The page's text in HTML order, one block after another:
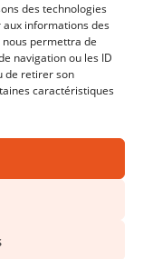
des technologies
informations des
permettra de
navigation ou les ID
de retirer son
caractéristiques